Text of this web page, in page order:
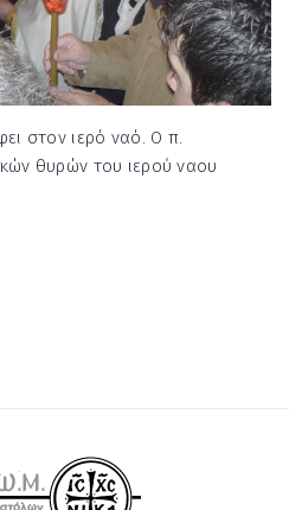
στον ιερό ναό. Ο π.
θυρών του ιερού ναου